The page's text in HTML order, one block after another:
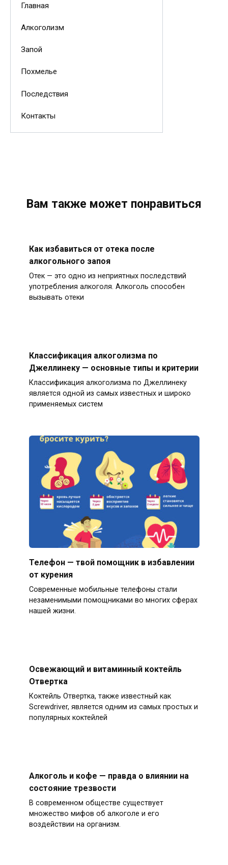
Главная
Алкоголизм
Запой
Похмелье
Последствия
Контакты
Вам также может понравиться
Как избавиться от отека после
алкогольного запоя
Отек — это одно из неприятных последствий
употребления алкоголя. Алкоголь способен
вызывать отеки
Классификация алкоголизма по
Джеллинеку — основные типы и критерии
Классификация алкоголизма по Джеллинеку
является одной из самых известных и широко
применяемых систем
Телефон — твой помощник в избавлении
от курения
Современные мобильные телефоны стали
незаменимыми помощниками во многих сферах
нашей жизни.
Освежающий и витаминный коктейль
Отвертка
Коктейль Отвертка, также известный как
Screwdriver, является одним из самых простых и
популярных коктейлей
Алкоголь и кофе — правда о влиянии на
состояние трезвости
В современном обществе существует
множество мифов об алкоголе и его
воздействии на организм.